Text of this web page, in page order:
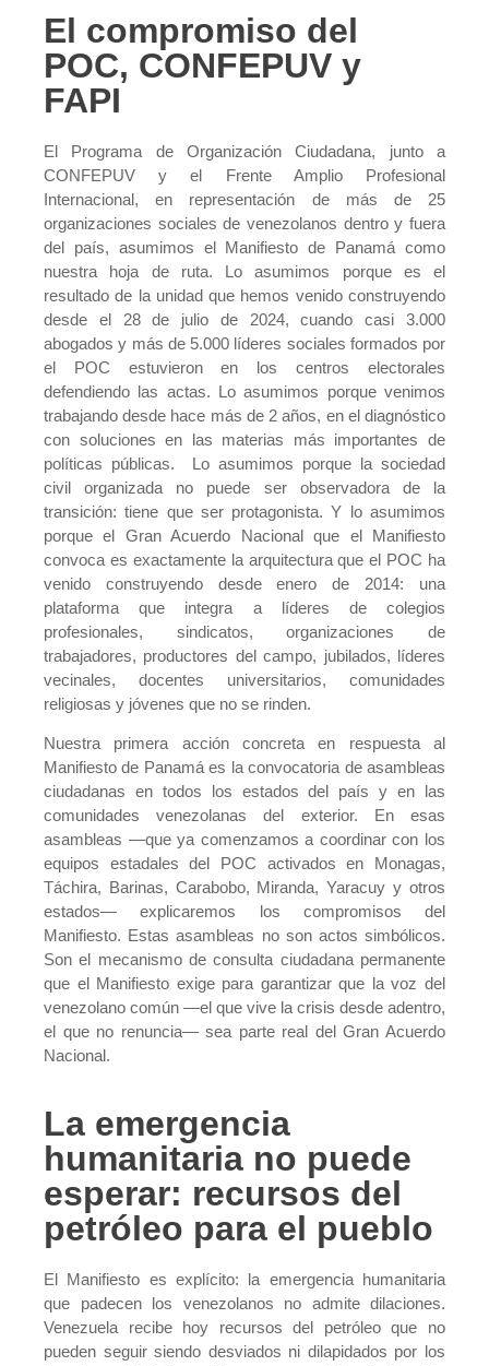
El compromiso del
POC, CONFEPUV y
FAPI
El Programa de Organización Ciudadana, junto a
CONFEPUV y el Frente Amplio Profesional
Internacional, en representación de más de 25
organizaciones sociales de venezolanos dentro y fuera
del país, asumimos el Manifiesto de Panamá como
nuestra hoja de ruta. Lo asumimos porque es el
resultado de la unidad que hemos venido construyendo
desde el 28 de julio de 2024, cuando casi 3.000
abogados y más de 5.000 líderes sociales formados por
el POC estuvieron en los centros electorales
defendiendo las actas. Lo asumimos porque venimos
trabajando desde hace más de 2 años, en el diagnóstico
con soluciones en las materias más importantes de
políticas públicas. Lo asumimos porque la sociedad
civil organizada no puede ser observadora de la
transición: tiene que ser protagonista. Y lo asumimos
porque el Gran Acuerdo Nacional que el Manifiesto
convoca es exactamente la arquitectura que el POC ha
venido construyendo desde enero de 2014: una
plataforma que integra a líderes de colegios
profesionales, sindicatos, organizaciones de
trabajadores, productores del campo, jubilados, líderes
vecinales, docentes universitarios, comunidades
religiosas y jóvenes que no se rinden.
Nuestra primera acción concreta en respuesta al
Manifiesto de Panamá es la convocatoria de asambleas
ciudadanas en todos los estados del país y en las
comunidades venezolanas del exterior. En esas
asambleas —que ya comenzamos a coordinar con los
equipos estadales del POC activados en Monagas,
Táchira, Barinas, Carabobo, Miranda, Yaracuy y otros
estados— explicaremos los compromisos del
Manifiesto. Estas asambleas no son actos simbólicos.
Son el mecanismo de consulta ciudadana permanente
que el Manifiesto exige para garantizar que la voz del
venezolano común —el que vive la crisis desde adentro,
el que no renuncia— sea parte real del Gran Acuerdo
Nacional.
La emergencia
humanitaria no puede
esperar: recursos del
petróleo para el pueblo
El Manifiesto es explícito: la emergencia humanitaria
que padecen los venezolanos no admite dilaciones.
Venezuela recibe hoy recursos del petróleo que no
pueden seguir siendo desviados ni dilapidados por los